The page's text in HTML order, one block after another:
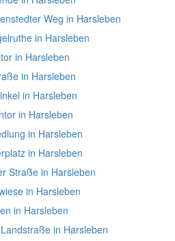
Weg in Harsleben
in Harsleben
in Harsleben
in Harsleben
in Harsleben
in Harsleben
in Harsleben
in Harsleben
Straße in Harsleben
in Harsleben
in Harsleben
in Harsleben